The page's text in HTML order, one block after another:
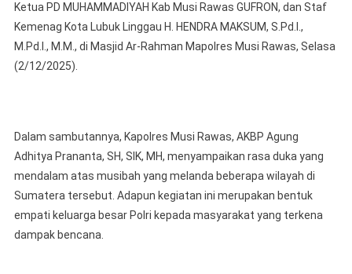
Ketua PD MUHAMMADIYAH Kab Musi Rawas GUFRON, dan Staf
Kemenag Kota Lubuk Linggau H. HENDRA MAKSUM, S.Pd.I.,
M.Pd.I., M.M., di Masjid Ar-Rahman Mapolres Musi Rawas, Selasa
(2/12/2025).
Dalam sambutannya, Kapolres Musi Rawas, AKBP Agung
Adhitya Prananta, SH, SIK, MH, menyampaikan rasa duka yang
mendalam atas musibah yang melanda beberapa wilayah di
Sumatera tersebut. Adapun kegiatan ini merupakan bentuk
empati keluarga besar Polri kepada masyarakat yang terkena
dampak bencana.